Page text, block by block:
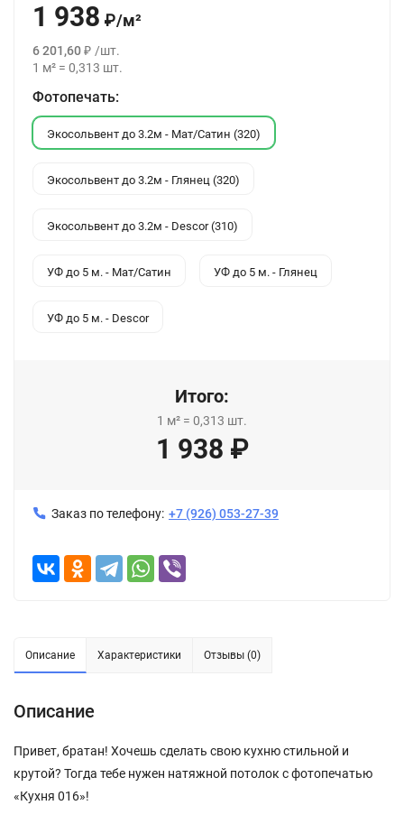
1 938 ₽/м²
6 201,60₽ /шт.
1 м² = 0,313 шт.
Фотопечать:
Экосольвент до 3.2м - Мат/Сатин (320)
Экосольвент до 3.2м - Глянец (320)
Экосольвент до 3.2м - Descor (310)
УФ до 5 м. - Мат/Сатин УФ до 5 м. - Глянец
УФ до 5 м. - Descor
Итого:
1 м² = 0,313 шт.
1 938 ₽
Заказ по телефону: +7 (926) 053-27-39
Описание Характеристики Отзывы (0)
Описание
Привет, братан! Хочешь сделать свою кухню стильной и
крутой? Тогда тебе нужен натяжной потолок с фотопечатью
«Кухня 016»!